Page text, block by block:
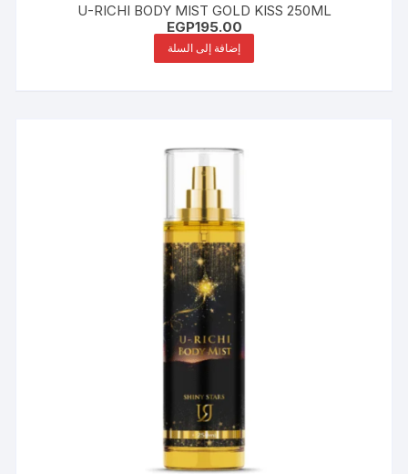
U-RICHI BODY MIST GOLD KISS 250ML
EGP195.00
إضافة إلى السلة